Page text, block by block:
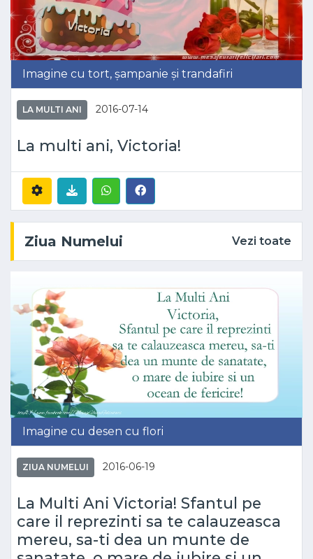
Imagine cu tort, șampanie și trandafiri
LA MULTI ANI 2016-07-14
La multi ani, Victoria!
Ziua Numelui Vezi toate
Imagine cu desen cu flori
ZIUA NUMELUI 2016-06-19
La Multi Ani Victoria! Sfantul pe
care il reprezinti sa te calauzeasca
mereu, sa-ti dea un munte de